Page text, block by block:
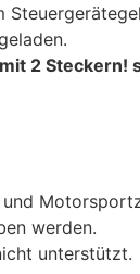
2 Steckern!
werden.
unterstützt.